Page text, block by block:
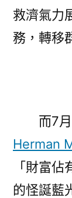
救濟氣力
務，轉移
而7
Herman
「財富
的怪誕藍